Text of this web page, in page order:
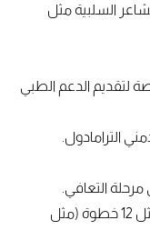
السلبية مثل
لتقديم الدعم الطبي
الترامادول.
التعافي.
الانضمام إلى مجموعات دعم مثل 12 خطوة (مثل